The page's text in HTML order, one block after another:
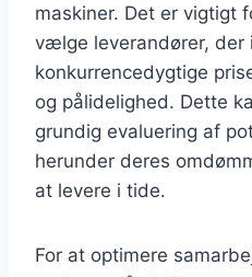
maskiner. Det er vigtigt
vælge leverandører, der
konkurrencedygtige
og pålidelighed. Dette
grundig evaluering af
herunder deres
at levere i tide.
For at optimere